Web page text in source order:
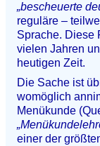
„bescheuerte
reguläre –
Sprache. Diese
vielen Jahren
heutigen Zeit.
Die Sache ist
womöglich
Menükunde
einer der